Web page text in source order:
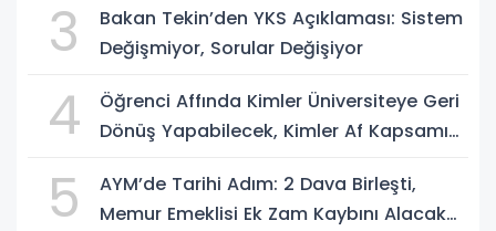
3
Bakan Tekin’den YKS Açıklaması: Sistem
Değişmiyor, Sorular Değişiyor
4
Öğrenci Affında Kimler Üniversiteye Geri
Dönüş Yapabilecek, Kimler Af Kapsamı
5
AYM’de Tarihi Adım: 2 Dava Birleşti,
Memur Emeklisi Ek Zam Kaybını Alacak